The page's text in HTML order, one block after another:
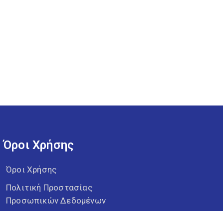
Όροι Χρήσης
Όροι Χρήσης
Πολιτική Προστασίας
Προσωπικών Δεδομένων